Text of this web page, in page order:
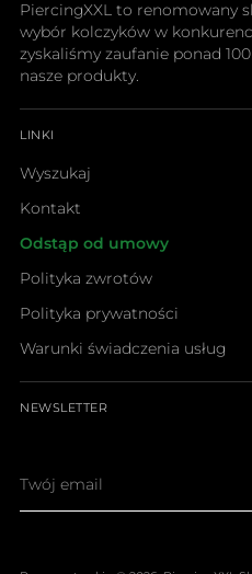
PiercingXXL to renomowany
wybór kolczyków w
zyskaliśmy zaufanie ponad
nasze produkty.
LINKI
Wyszukaj
Kontakt
Odstąp od umowy
Polityka zwrotów
Polityka prywatności
Warunki świadczenia usług
NEWSLETTER
email